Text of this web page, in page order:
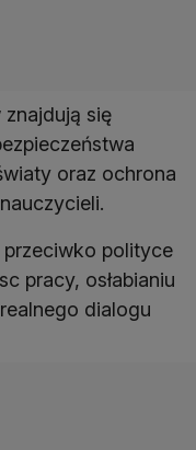
się
oraz ochrona
polityce
pracy, osłabianiu
dialogu